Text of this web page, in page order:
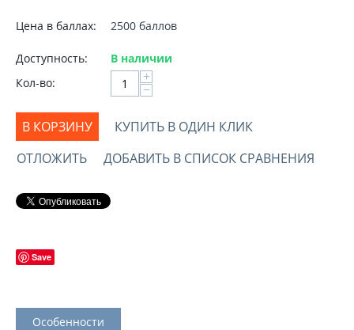
Цена в баллах: 2500 баллов
Доступность:
В наличии
Кол-во:
+
−
В КОРЗИНУ
КУПИТЬ В ОДИН КЛИК
ОТЛОЖИТЬ
ДОБАВИТЬ В СПИСОК СРАВНЕНИЯ
Save
Особенности